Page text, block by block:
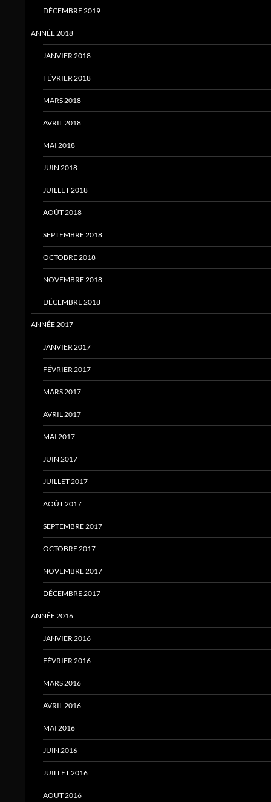
DÉCEMBRE 2019
ANNÉE 2018
JANVIER 2018
FÉVRIER 2018
MARS 2018
AVRIL 2018
MAI 2018
JUIN 2018
JUILLET 2018
AOÛT 2018
SEPTEMBRE 2018
OCTOBRE 2018
NOVEMBRE 2018
DÉCEMBRE 2018
ANNÉE 2017
JANVIER 2017
FÉVRIER 2017
MARS 2017
AVRIL 2017
MAI 2017
JUIN 2017
JUILLET 2017
AOÛT 2017
SEPTEMBRE 2017
OCTOBRE 2017
NOVEMBRE 2017
DÉCEMBRE 2017
ANNÉE 2016
JANVIER 2016
FÉVRIER 2016
MARS 2016
AVRIL 2016
MAI 2016
JUIN 2016
JUILLET 2016
AOÛT 2016